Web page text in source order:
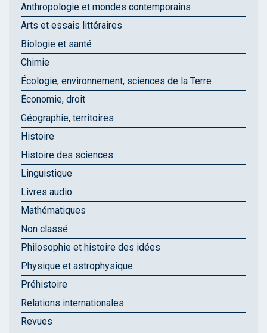
Anthropologie et mondes contemporains
Arts et essais littéraires
Biologie et santé
Chimie
Écologie, environnement, sciences de la Terre
Économie, droit
Géographie, territoires
Histoire
Histoire des sciences
Linguistique
Livres audio
Mathématiques
Non classé
Philosophie et histoire des idées
Physique et astrophysique
Préhistoire
Relations internationales
Revues